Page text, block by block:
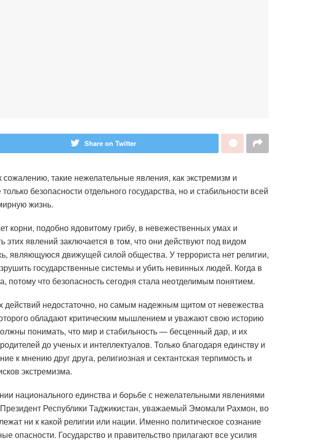
Share on Twitter
такие нежелательные явления, как экстремизм и
безопасности отдельного государства, но и стабильности всей
жизнь.
корни, подобно ядовитому грибу, в невежественных умах и
этих явлений заключается в том, что они действуют под видом
являющуюся движущей силой общества. У террориста нет религии,
государственные системы и убить невинных людей. Когда в
потому что безопасность сегодня стала неотделимым понятием.
недостаточно, но самым надежным щитом от невежества
обладают критическим мышлением и уважают свою историю
понимать, что мир и стабильность — бесценный дар, и их
до ученых и интеллектуалов. Только благодаря единству и
к мнению друг друга, религиозная и сектантская терпимость и
экстремизма.
национального единства и борьбе с нежелательными явлениями
Республики Таджикистан, уважаемый Эмомали Рахмон, во
ни к какой религии или нации. Именно политическое сознание
опасности. Государство и правительство прилагают все усилия